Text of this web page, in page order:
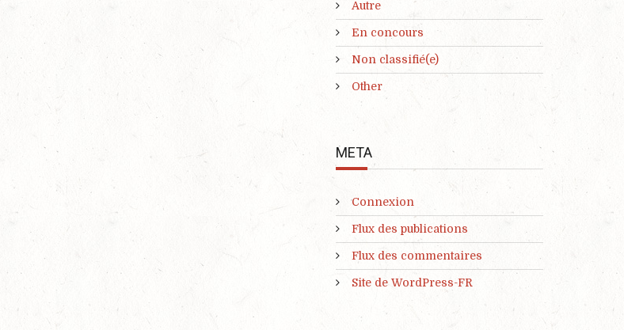
Autre
En concours
Non classifié(e)
Other
META
Connexion
Flux des publications
Flux des commentaires
Site de WordPress-FR